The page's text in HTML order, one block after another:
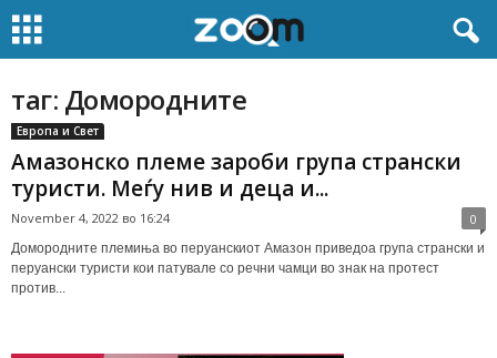
таг: Домородните
Европа и Свет
Амазонско племе зароби група странски
туристи. Меѓу нив и деца и...
November 4, 2022 во 16:24 0
Домородните племиња во перуанскиот Амазон приведоа група странски и
перуански туристи кои патувале со речни чамци во знак на протест
против...